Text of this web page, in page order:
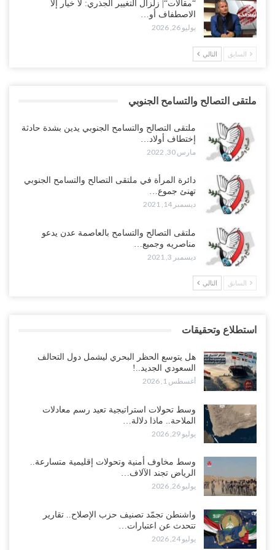
“مقالات“| زلزال التغيير الجذري: لا خيار إلا
الاصطفاف أو…
يوليو 26, 2026
السابق التالي
ملتقى التصالح والتسامح الجنوبي
ملتقى التصالح والتسامح الجنوبي يدين بشدة حادثة
إختطاف أولاد…
مارس 30, 2022
دائرة المرأة في ملتقى التصالح والتسامح الجنوبي
تهنئ جموع…
ديسمبر 14, 2021
ملتقى التصالح والتسامح بالعاصمة عدن يدعو
مناصريه وجميع…
ديسمبر 3, 2021
السابق التالي
استطلاع وتحقيقات
هل يتوسع الحظر البحري ليشمل دول التحالف
السعودي الجديد..!
أغسطس 1, 2026
وسط تحولات استراتيجية تعيد رسم معادلات
الملاحة.. ماذا دلالة…
يوليو 29, 2026
وسط مخاوف أمنية وتحولات إقليمية متسارعة..
الرياض تجند الآلاف…
يوليو 26, 2026
واشنطن تجمّد تصنيف حزب الإصلاح.. تقارير
تتحدث عن اعتبارات…
يوليو 24, 2026